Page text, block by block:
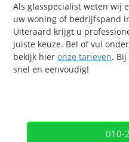
Als glasspecialist weten wij
uw woning of bedrijfspand
Uiteraard krijgt u
juiste keuze. Bel of vul
bekijk hieronze tarieven.
snel en eenvoudig!
010-